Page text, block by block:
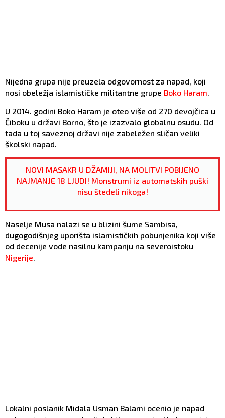
Nijedna grupa nije preuzela odgovornost za napad, koji
nosi obeležja islamističke militantne grupe Boko Haram
U 2014. godini Boko Haram je oteo više od 270 devojčica u
Čiboku u državi Borno, što je izazvalo globalnu osudu. Od
tada u toj saveznoj državi nije zabeležen sličan veliki
školski napad.
NOVI MASAKR U DŽAMIJI, NA MOLITVI POBIJENO
NAJMANJE 18 LJUDI! Monstrumi iz automatskih puški
nisu štedeli nikoga!
Naselje Musa nalazi se u blizini šume Sambisa,
dugogodišnjeg uporišta islamističkih pobunjenika koji više
od decenije vode nasilnu kampanju na severoistoku
Nigerije
Lokalni poslanik Midala Usman Balami ocenio je napad